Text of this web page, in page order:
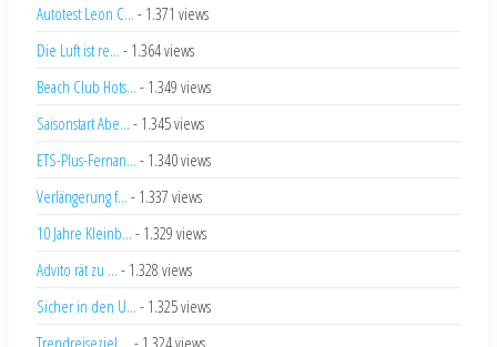
Autotest Leon C... - 1.371 views
Die Luft ist re... - 1.364 views
Beach Club Hots... - 1.349 views
Saisonstart Abe... - 1.345 views
ETS-Plus-Fernan... - 1.340 views
Verlängerung f... - 1.337 views
10 Jahre Kleinb... - 1.329 views
Advito rät zu ... - 1.328 views
Sicher in den U... - 1.325 views
Trendreiseziel ...
- 1.324 views